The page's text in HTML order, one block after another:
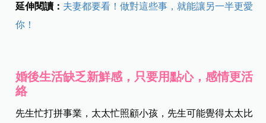
延伸閱讀： 夫妻都要看！做對這些事，就能讓另一半更愛
你！
婚後生活缺乏新鮮感，只要用點心，感情更活
絡
先生忙打拼事業，太太忙照顧小孩，先生可能覺得太太比